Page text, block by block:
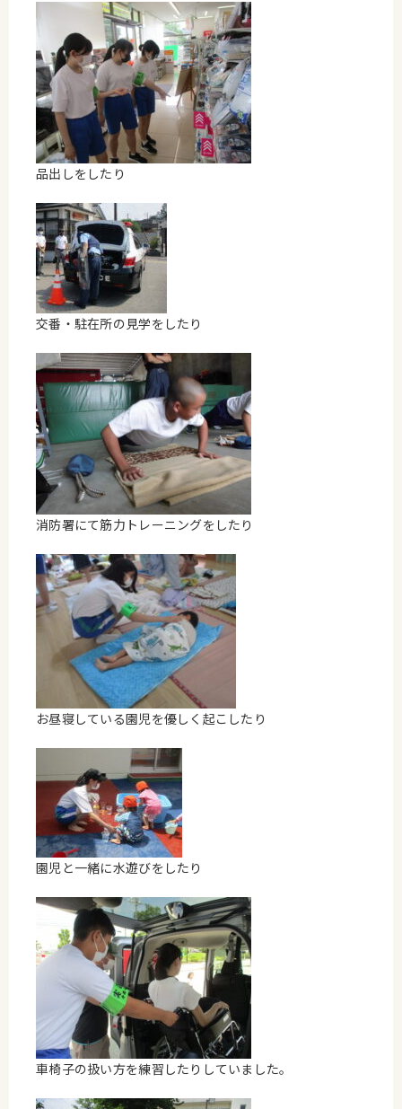
品出しをしたり
交番・駐在所の見学をしたり
消防署にて筋力トレーニングをしたり
お昼寝している園児を優しく起こしたり
園児と一緒に水遊びをしたり
車椅子の扱い方を練習したりしていました。